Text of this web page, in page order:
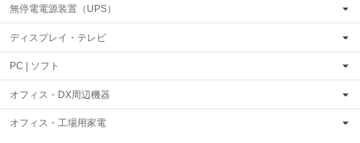
無停電電源装置（UPS）
ディスプレイ・テレビ
PC | ソフト
オフィス・DX周辺機器
オフィス・工場用家電